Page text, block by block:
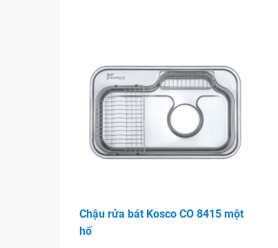
Chậu rửa bát Kosco CO 8415 một
hố